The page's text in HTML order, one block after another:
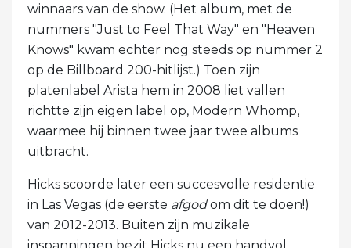
winnaars van de show. (Het album, met de
nummers "Just to Feel That Way" en "Heaven
Knows" kwam echter nog steeds op nummer 2
op de Billboard 200-hitlijst.) Toen zijn
platenlabel Arista hem in 2008 liet vallen
richtte zijn eigen label op, Modern Whomp,
waarmee hij binnen twee jaar twee albums
uitbracht.
Hicks scoorde later een succesvolle residentie
in Las Vegas (de eerste afgodom dit te doen!)
van 2012-2013. Buiten zijn muzikale
inspanningen bezit Hicks nu een handvol